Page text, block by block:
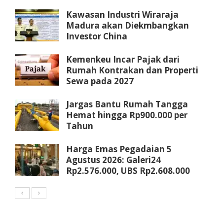
Kawasan Industri Wiraraja
Madura akan Diekmbangkan
Investor China
Kemenkeu Incar Pajak dari
Rumah Kontrakan dan Properti
Sewa pada 2027
Jargas Bantu Rumah Tangga
Hemat hingga Rp900.000 per
Tahun
Harga Emas Pegadaian 5
Agustus 2026: Galeri24
Rp2.576.000, UBS Rp2.608.000